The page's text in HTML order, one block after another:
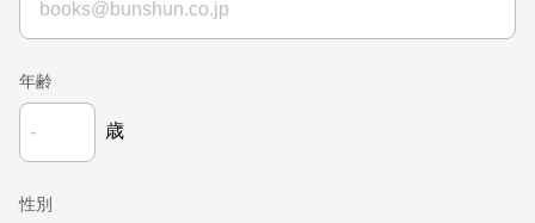
年齢
歳
性別